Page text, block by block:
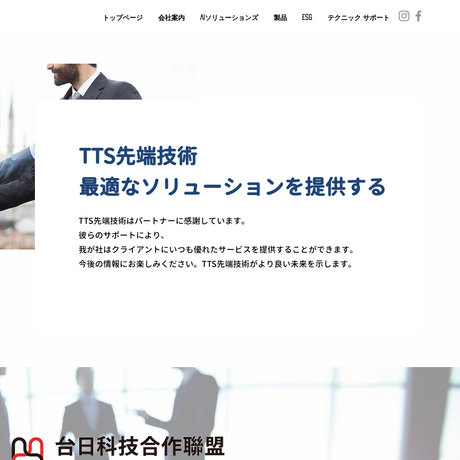
トップページ 会社案内 AIソリューションズ 製品 ESG テクニック サポート
TTS先端技術
最適なソリューションを提供する
TTS先端技術はパートナーに感謝しています。
彼らのサポートにより、
我が社はクライアントにいつも優れたサービスを提供することができます。
今後の情報にお楽しみください。TTS先端技術がより良い未来を示します。